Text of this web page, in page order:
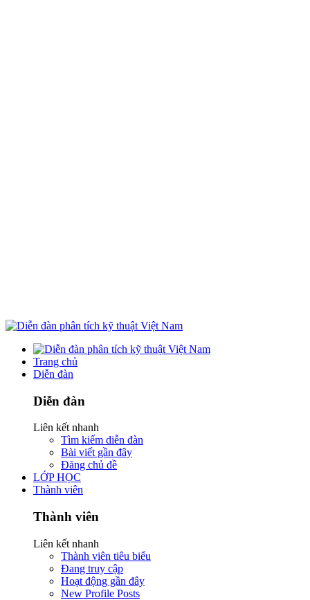
Trang chủ
Diễn đàn
Diễn đàn
Liên kết nhanh
Tìm kiếm diễn đàn
Bài viết gần đây
Đăng chủ đề
LỚP HỌC
Thành viên
Thành viên
Liên kết nhanh
Thành viên tiêu biểu
Đang truy cập
Hoạt động gần đây
New Profile Posts